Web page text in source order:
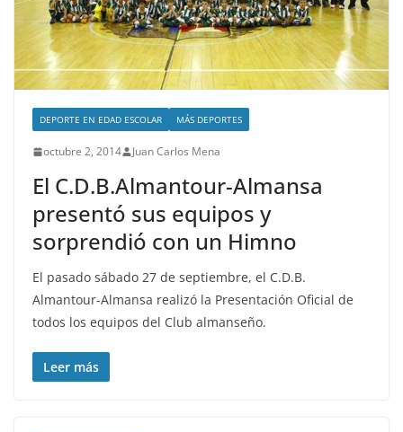
DEPORTE EN EDAD ESCOLAR MÁS DEPORTES
octubre 2, 2014 Juan Carlos Mena
El C.D.B.Almantour-Almansa
presentó sus equipos y
sorprendió con un Himno
El pasado sábado 27 de septiembre, el C.D.B.
Almantour-Almansa realizó la Presentación Oficial de
todos los equipos del Club almanseño.
Leer más